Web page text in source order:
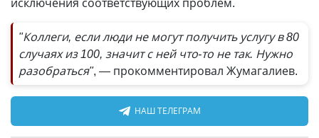
"Коллеги, если люди не могут получить услугу в 80
случаях из 100, значит с ней что-то не так. Нужно
разобраться", — прокомментировал Жумагалиев.
НАШ ТЕЛЕГРАМ